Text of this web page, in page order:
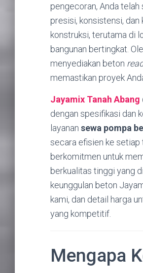
pengecoran, Anda telah
presisi, konsistensi, dan
konstruksi, terutama di
bangunan bertingkat.
menyediakan beton
memastikan proyek
Jayamix Tanah Abang
dengan spesifikasi dan
layanan sewa pompa
secara efisien ke setiap
berkomitmen untuk
berkualitas tinggi yang
keunggulan beton
kami, dan detail harga
yang kompetitif.
Mengapa